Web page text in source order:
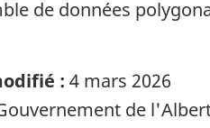
de données
: 4 mars 2026
de